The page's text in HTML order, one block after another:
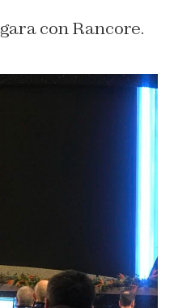
con Rancore.